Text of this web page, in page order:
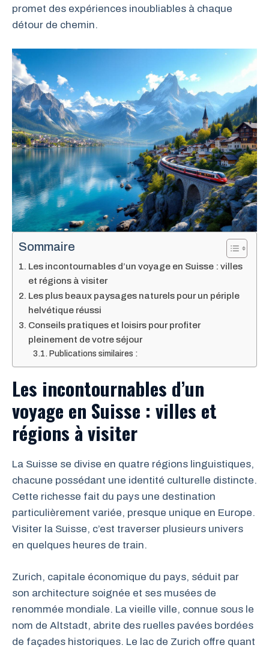
promet des expériences inoubliables à chaque
détour de chemin.
Sommaire
Les incontournables d’un voyage en Suisse : villes
et régions à visiter
Les plus beaux paysages naturels pour un périple
helvétique réussi
Conseils pratiques et loisirs pour profiter
pleinement de votre séjour
Publications similaires :
Les incontournables d’un
voyage en Suisse : villes et
régions à visiter
La Suisse se divise en quatre régions linguistiques,
chacune possédant une identité culturelle distincte.
Cette richesse fait du pays une destination
particulièrement variée, presque unique en Europe.
Visiter la Suisse, c’est traverser plusieurs univers
en quelques heures de train.
Zurich, capitale économique du pays, séduit par
son architecture soignée et ses musées de
renommée mondiale. La vieille ville, connue sous le
nom de Altstadt, abrite des ruelles pavées bordées
de façades historiques. Le lac de Zurich offre quant